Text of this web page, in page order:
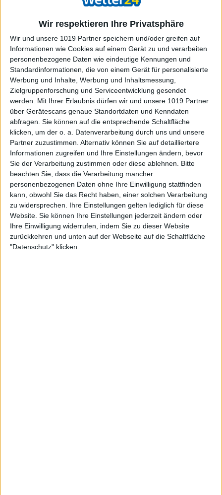
Wir respektieren Ihre Privatsphäre
Wir und unsere 1019 Partner speichern und/oder greifen auf
Informationen wie Cookies auf einem Gerät zu und verarbeiten
personenbezogene Daten wie eindeutige Kennungen und
Standardinformationen, die von einem Gerät für personalisierte
Werbung und Inhalte, Werbung und Inhaltsmessung,
Zielgruppenforschung und Serviceentwicklung gesendet
werden.
Mit Ihrer Erlaubnis dürfen wir und unsere 1019 Partner
über Gerätescans genaue Standortdaten und Kenndaten
abfragen. Sie können auf die entsprechende Schaltfläche
klicken, um der o. a. Datenverarbeitung durch uns und unsere
Partner zuzustimmen. Alternativ können Sie auf detailliertere
Informationen zugreifen und Ihre Einstellungen ändern, bevor
Sie der Verarbeitung zustimmen oder diese ablehnen.
Bitte
beachten Sie, dass die Verarbeitung mancher
personenbezogenen Daten ohne Ihre Einwilligung stattfinden
kann, obwohl Sie das Recht haben, einer solchen Verarbeitung
zu widersprechen. Ihre Einstellungen gelten lediglich für diese
Website. Sie können Ihre Einstellungen jederzeit ändern oder
Ihre Einwilligung widerrufen, indem Sie zu dieser Website
zurückkehren und unten auf der Webseite auf die Schaltfläche
"Datenschutz" klicken.